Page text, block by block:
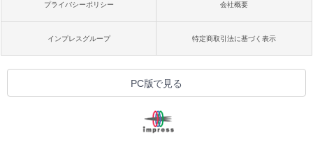
プライバシーポリシー 会社概要
インプレスグループ 特定商取引法に基づく表示
PC版で見る